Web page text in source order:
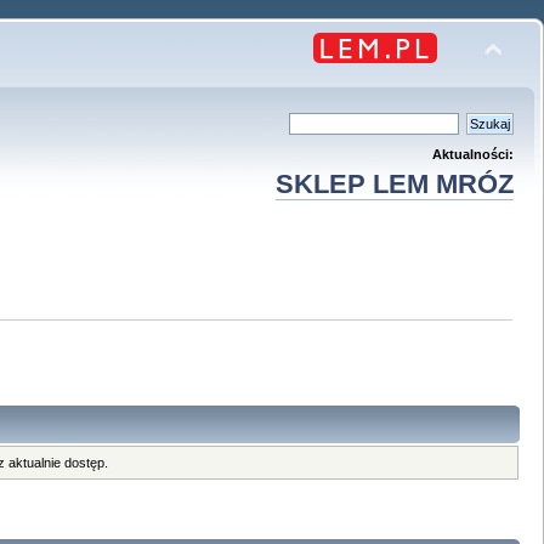
Aktualności:
SKLEP LEM MRÓZ
aktualnie dostęp.